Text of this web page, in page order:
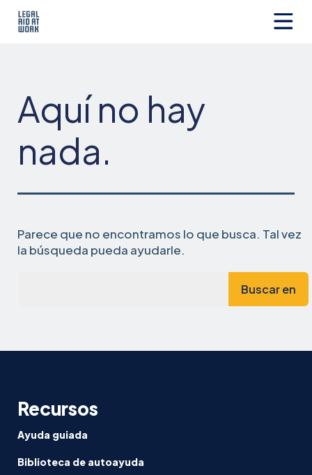
Aquí no hay
nada.
Parece que no encontramos lo que busca. Tal vez
la búsqueda pueda ayudarle.
Recursos
Ayuda guiada
Biblioteca de autoayuda